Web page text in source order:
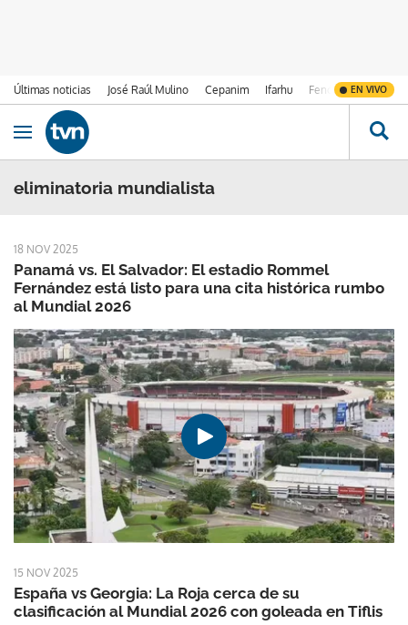
Últimas noticias José Raúl Mulino Cepanim Ifarhu Fenómeno de El
EN VIVO
Ir al contenido
Obrir navegació
eliminatoria mundialista
18 NOV 2025
Panamá vs. El Salvador: El estadio Rommel
Fernández está listo para una cita histórica rumbo
al Mundial 2026
15 NOV 2025
España vs Georgia: La Roja cerca de su
clasificación al Mundial 2026 con goleada en Tiflis